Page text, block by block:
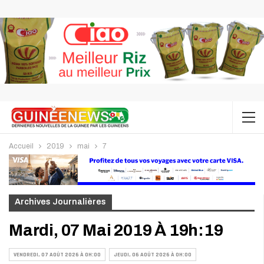
Accueil 2019 mai 7
Archives Journalières
Mardi, 07 Mai 2019 À 19h:19
VENDREDI, 07 AOÛT 2026 À 0H:00 JEUDI, 06 AOÛT 2026 À 0H:00